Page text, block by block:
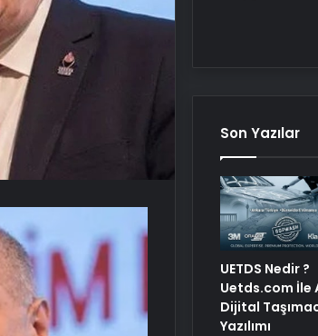
Son Yazılar
UETDS Nedir ?
Uetds.com İle
Dijital
Yazılımı